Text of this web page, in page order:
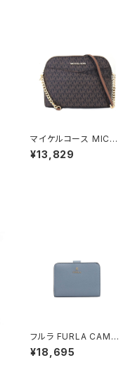
マイケルコース MICHA
EL KORS ショルダーバ
ッグ 35F1GTVC6B-B
¥13,829
フルラ FURLA CAMEL
IA S COMPACT WAL
LETS 二つ折り財布 w
¥18,695